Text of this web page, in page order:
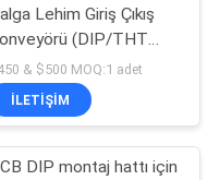
Lehim Giriş Çıkış
(DIP/THT
Hattı için)
& $500 MOQ:1 adet
İLETIŞIM
DIP montaj hattı için